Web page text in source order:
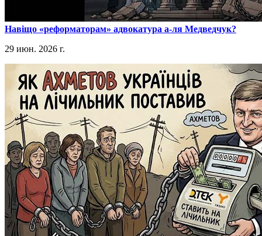
​Навіщо «реформаторам» адвокатура а-ля Медведчук?
29 июн. 2026 г.